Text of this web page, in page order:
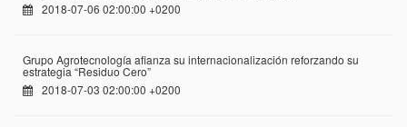
2018-07-06 02:00:00 +0200
Grupo Agrotecnología afianza su internacionalización reforzando su
estrategia “Residuo Cero”
2018-07-03 02:00:00 +0200